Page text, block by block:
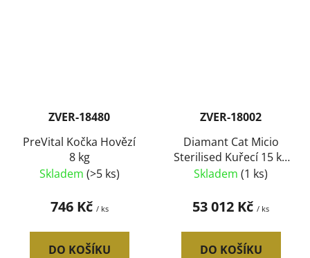
ZVER-18480
PreVital Kočka Hovězí
8 kg
Skladem (>5 ks)
746 Kč / ks
DO KOŠÍKU
ZVER-18002
Diamant Cat Micio
Sterilised Kuřecí 15 kg
(paleta 45 ks) SLEVA 7
Skladem (1 ks)
53 012 Kč / ks
DO KOŠÍKU